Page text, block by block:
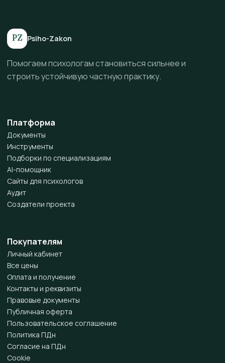
PZ Psiho-Zakon
Помогаем психологам становиться сильнее и
строить устойчивую частную практику.
Платформа
Документы
Инструменты
Подборки по специализациям
AI-помощник
Сайты для психологов
Аудит
Создатели проекта
Покупателям
Личный кабинет
Все цены
Оплата и получение
Контакты и реквизиты
Правовые документы
Публичная оферта
Пользовательское соглашение
Политика ПДн
Согласие на ПДн
Cookie